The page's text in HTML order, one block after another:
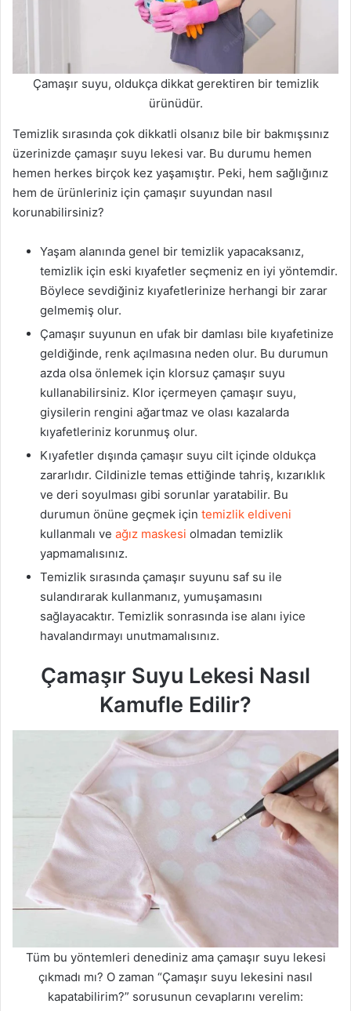
Çamaşır suyu, oldukça dikkat gerektiren bir temizlik
ürünüdür.
Temizlik sırasında çok dikkatli olsanız bile bir bakmışsınız
üzerinizde çamaşır suyu lekesi var. Bu durumu hemen
hemen herkes birçok kez yaşamıştır. Peki, hem sağlığınız
hem de ürünleriniz için çamaşır suyundan nasıl
korunabilirsiniz?
Yaşam alanında genel bir temizlik yapacaksanız,
temizlik için eski kıyafetler seçmeniz en iyi yöntemdir.
Böylece sevdiğiniz kıyafetlerinize herhangi bir zarar
gelmemiş olur.
Çamaşır suyunun en ufak bir damlası bile kıyafetinize
geldiğinde, renk açılmasına neden olur. Bu durumun
azda olsa önlemek için klorsuz çamaşır suyu
kullanabilirsiniz. Klor içermeyen çamaşır suyu,
giysilerin rengini ağartmaz ve olası kazalarda
kıyafetleriniz korunmuş olur.
Kıyafetler dışında çamaşır suyu cilt içinde oldukça
zararlıdır. Cildinizle temas ettiğinde tahriş, kızarıklık
ve deri soyulması gibi sorunlar yaratabilir. Bu
durumun önüne geçmek için temizlik eldiveni
kullanmalı ve ağız maskesi olmadan temizlik
yapmamalısınız.
Temizlik sırasında çamaşır suyunu saf su ile
sulandırarak kullanmanız, yumuşamasını
sağlayacaktır. Temizlik sonrasında ise alanı iyice
havalandırmayı unutmamalısınız.
Çamaşır Suyu Lekesi Nasıl
Kamufle Edilir?
Tüm bu yöntemleri denediniz ama çamaşır suyu lekesi
çıkmadı mı? O zaman “Çamaşır suyu lekesini nasıl
kapatabilirim?” sorusunun cevaplarını verelim: